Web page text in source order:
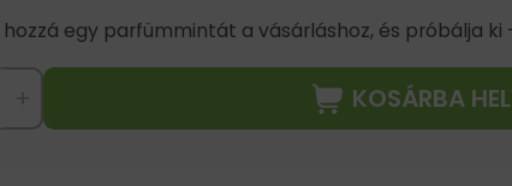
hozzá egy parfümmintát a vásárláshoz, és próbálja ki
KOSÁRBA